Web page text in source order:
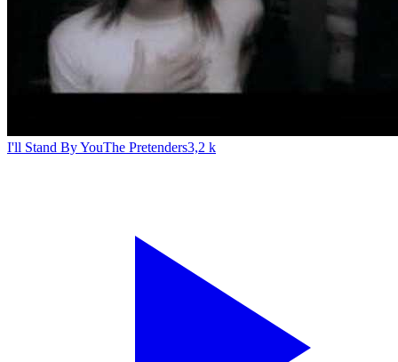
I'll Stand By YouThe Pretenders3,2 k